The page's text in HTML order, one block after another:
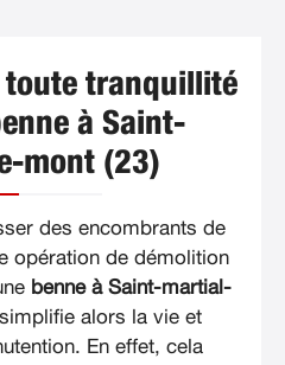
toute tranquillité
à Saint-
mont (23)
des encombrants de
opération de démolition
benne à Saint-martial-
alors la vie et
En effet, cela